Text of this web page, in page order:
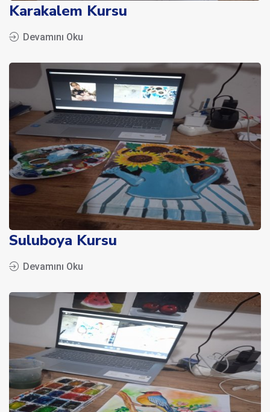
Karakalem Kursu
Devamını Oku
Suluboya Kursu
Devamını Oku